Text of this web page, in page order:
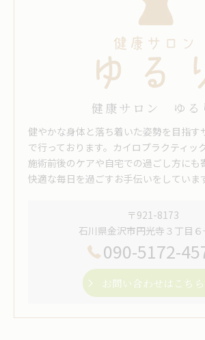
健康サロン ゆる
健やかな身体と落ち着いた姿勢を目指す
で行っております。カイロプラクティッ
施術前後のケアや自宅での過ごし方にも
快適な毎日を過ごすお手伝いをしていま
〒921-8173
石川県金沢市円光寺３丁目６
090-5172-
お問い合わせはこちら